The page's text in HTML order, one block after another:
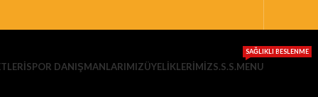
SPOR DANIŞMANLARIMIZÜYELIKLERIMIZS.S.S.MENU
SAĞLIKLI BESLENME